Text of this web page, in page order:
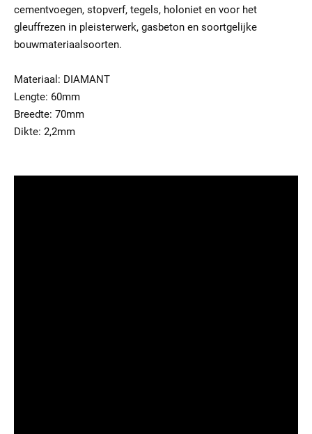
cementvoegen, stopverf, tegels, holoniet en voor het
gleuffrezen in pleisterwerk, gasbeton en soortgelijke
bouwmateriaalsoorten.
Materiaal: DIAMANT
Lengte: 60mm
Breedte: 70mm
Dikte: 2,2mm